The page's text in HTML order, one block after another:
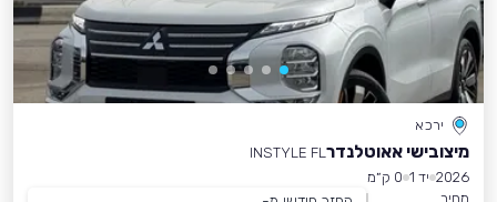
ירכא
מיצובישי אאוטלנדר INSTYLE FL
2026 יד 1
0 ק״מ
מחיר